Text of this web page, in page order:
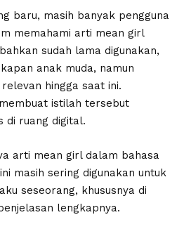
baru, masih banyak pengguna
memahami arti mean girl
sudah lama digunakan,
anak muda, namun
hingga saat ini.
istilah tersebut
di ruang digital.
arti mean girl dalam bahasa
masih sering digunakan untuk
seseorang, khususnya di
lengkapnya.